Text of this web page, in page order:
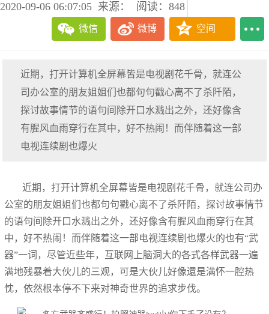
2020-09-06 06:07:05 来源： 阅读：848
微信 微博 空间
近期，打开计算机全屏幕皆是电视剧花千骨，就连公
司办公室的朋友姐姐们也都句句戳心离不了杀阡陌，
探讨故事情节的语句间除开口水溅出之外，还好像含
有腥风血雨穿行在其中，好不热闹！而伴随着这一部
电视连续剧也爆火
近期，打开计算机全屏幕皆是电视剧花千骨，就连公司办
公室的朋友姐姐们也都句句戳心离不了杀阡陌，探讨故事情节
的语句间除开口水溅出之外，还好像含有腥风血雨穿行在其
中，好不热闹！而伴随着这一部电视连续剧也爆火的也有“武
器”一词，尽管近些年，互联网上脑洞大的各式各样武器一遍
满地残暴着大伙儿的三观，可是大伙儿好像還是满怀一腔热
忱，依然根本停不下来对神奇世界的追求步伐。